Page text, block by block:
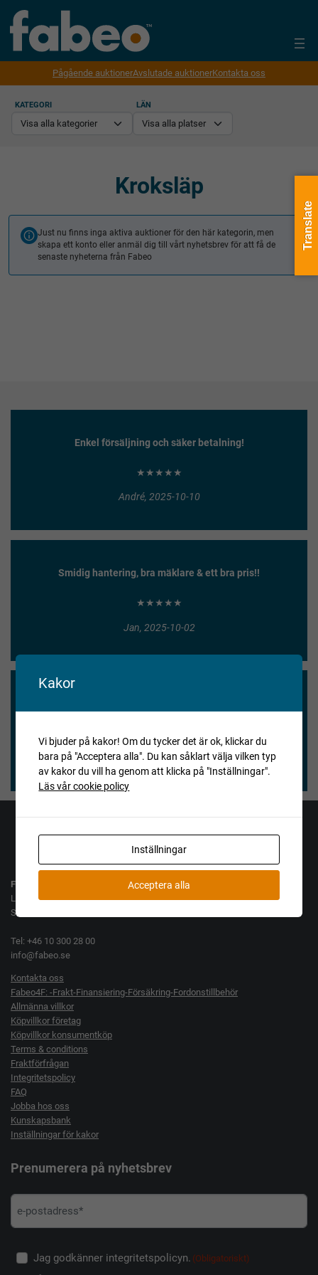
Pågående auktionerAvslutade auktionerKontakta oss
KATEGORI LÄN
Kroksläp
Just nu finns inga aktiva auktioner för den här kategorin, men
skapa ett konto eller anmäl dig till vårt nyhetsbrev för att få de
senaste nyheterna från Fabeo
Enkel försäljning och säker betalning!
★★★★★
André, 2025-10-10
Smidig hantering, bra mäklare & ett bra pris!!
★★★★★
Jan, 2025-10-02
Henry Vitlycke Museum, 2025-04-15
Fabeo AB
Lamellgatan 10
SE-261 35 Landskrona
Tel: +46 10 300 28 00
info@fabeo.se
Kontakta oss
Fabeo4F: -Frakt-Finansiering-Försäkring-Fordonstillbehör
Allmänna villkor
Köpvillkor företag
Köpvillkor konsumentköp
Terms & conditions
Fraktförfrågan
Integritetspolicy
FAQ
Jobba hos oss
Kunskapsbank
Inställningar för kakor
Prenumerera på nyhetsbrev
Jag godkänner integritetspolicyn. (Obligatoriskt)
Kakor
Vi bjuder på kakor! Om du tycker det är ok, klickar du
bara på "Acceptera alla". Du kan såklart välja vilken typ
av kakor du vill ha genom att klicka på "Inställningar".
Läs vår cookie policy
Inställningar
Acceptera alla
Translate